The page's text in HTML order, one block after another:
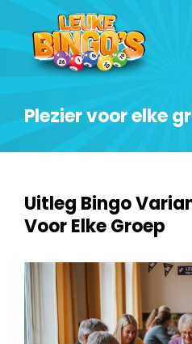
Plezier voor elke
Uitleg Bingo
Voor Elke Groep